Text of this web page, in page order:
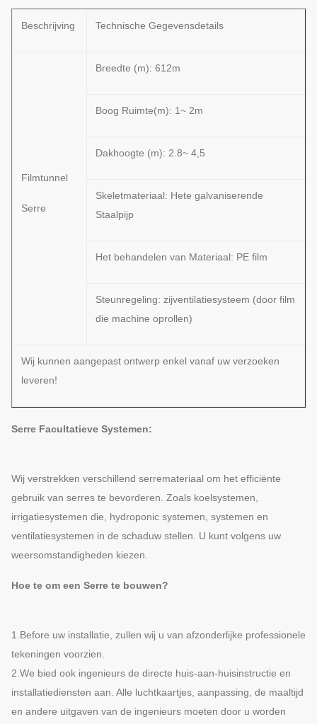
Beschrijving Technische Gegevensdetails
Filmtunnel
Serre
Breedte (m): 612m
Boog Ruimte(m): 1~ 2m
Dakhoogte (m): 2.8~ 4,5
Skeletmateriaal: Hete galvaniserende
Staalpijp
Het behandelen van Materiaal: PE film
Steunregeling: zijventilatiesysteem (door film
die machine oprollen)
Wij kunnen aangepast ontwerp enkel vanaf uw verzoeken
leveren!
Serre Facultatieve Systemen:
Wij verstrekken verschillend serremateriaal om het efficiënte
gebruik van serres te bevorderen. Zoals koelsystemen,
irrigatiesystemen die, hydroponic systemen, systemen en
ventilatiesystemen in de schaduw stellen. U kunt volgens uw
weersomstandigheden kiezen.
Hoe te om een Serre te bouwen?
1.Before uw installatie, zullen wij u van afzonderlijke professionele
tekeningen voorzien.
2.We bied ook ingenieurs de directe huis-aan-huisinstructie en
installatiediensten aan. Alle luchtkaartjes, aanpassing, de maaltijd
en andere uitgaven van de ingenieurs moeten door u worden